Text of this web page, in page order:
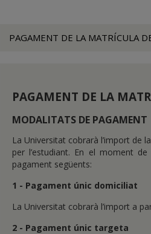
PAGAMENT DE LA MATRÍCULA
PAGAMENT DE LA
MODALITATS DE PAGAMENT
La Universitat cobrarà l’import de
per l’estudiant. En el moment
pagament següents:
1 - Pagament únic domiciliat
La Universitat cobrarà l’import a
2 - Pagament únic targeta